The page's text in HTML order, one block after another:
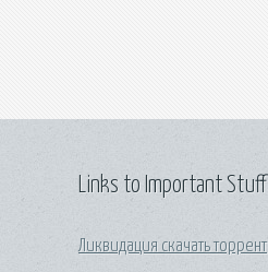
Links to Important Stuff
Ликвидация скачать торрент